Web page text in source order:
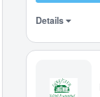
Details